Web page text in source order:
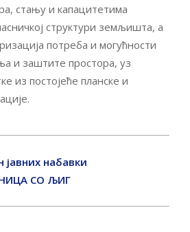
стању и капацитетима
структури земљишта, а
потреба и могућности
и заштите простора, уз
из постојеће планске и
јавних набавки
СО ЉИГ